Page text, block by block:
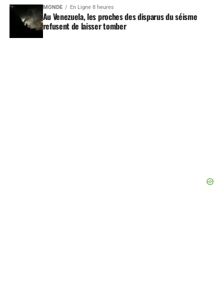
MONDE En Ligne 8 heures
Au Venezuela, les proches des disparus du séisme
refusent de laisser tomber